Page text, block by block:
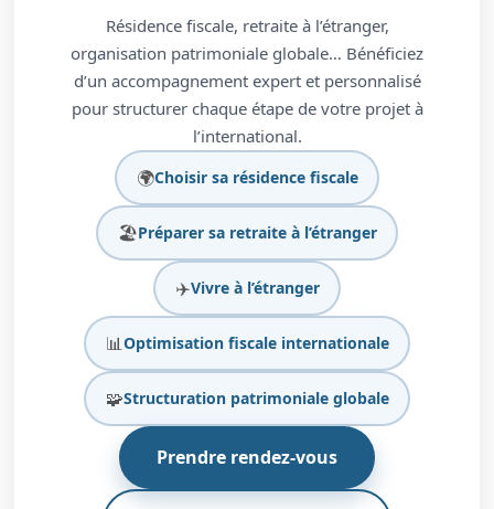
Résidence fiscale, retraite à l’étranger,
organisation patrimoniale globale… Bénéficiez
d’un accompagnement expert et personnalisé
pour structurer chaque étape de votre projet à
l’international.
🌍Choisir sa résidence fiscale
🏖️Préparer sa retraite à l’étranger
✈️Vivre à l’étranger
📊Optimisation fiscale internationale
🧩Structuration patrimoniale globale
Prendre rendez-vous